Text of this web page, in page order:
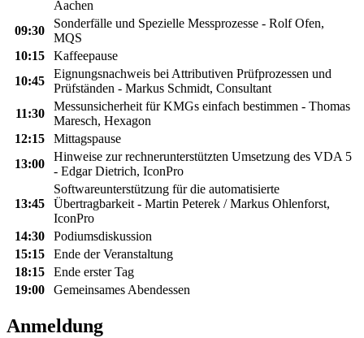
Aachen
09:30
Sonderfälle und Spezielle Messprozesse - Rolf Ofen,
MQS
10:15
Kaffeepause
10:45
Eignungsnachweis bei Attributiven Prüfprozessen und
Prüfständen - Markus Schmidt, Consultant
11:30
Messunsicherheit für KMGs einfach bestimmen - Thomas
Maresch, Hexagon
12:15
Mittagspause
13:00
Hinweise zur rechnerunterstützten Umsetzung des VDA 5
- Edgar Dietrich, IconPro
13:45
Softwareunterstützung für die automatisierte
Übertragbarkeit - Martin Peterek / Markus Ohlenforst,
IconPro
14:30
Podiumsdiskussion
15:15
Ende der Veranstaltung
18:15
Ende erster Tag
19:00
Gemeinsames Abendessen
Anmeldung